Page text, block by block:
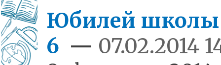
Юбилей
6 — 07.02.2014